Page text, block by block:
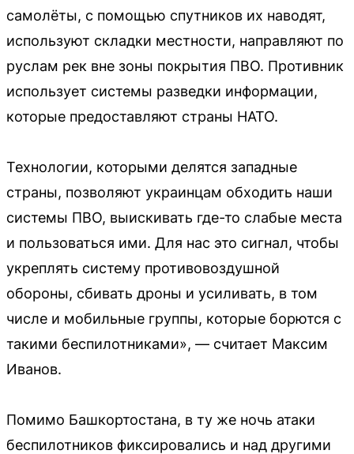
самолёты, с помощью спутников их наводят,
используют складки местности, направляют по
руслам рек вне зоны покрытия ПВО. Противник
использует системы разведки информации,
которые предоставляют страны НАТО.
Технологии, которыми делятся западные
страны, позволяют украинцам обходить наши
системы ПВО, выискивать где-то слабые места
и пользоваться ими. Для нас это сигнал, чтобы
укреплять систему противовоздушной
обороны, сбивать дроны и усиливать, в том
числе и мобильные группы, которые борются с
такими беспилотниками», — считает Максим
Иванов.
Помимо Башкортостана, в ту же ночь атаки
беспилотников фиксировались и над другими